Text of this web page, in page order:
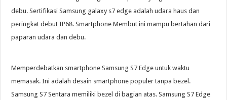
debu. Sertifikasi Samsung galaxy s7 edge adalah udara haus dan
peringkat debut IP68. Smartphone Membut ini mampu bertahan dari
paparan udara dan debu.
Memperdebatkan smartphone Samsung S7 Edge untuk waktu
memasak. Ini adalah desain smartphone populer tanpa bezel.
Samsung S7 Sentara memiliki bezel di bagian atas. Samsung S7 Edge